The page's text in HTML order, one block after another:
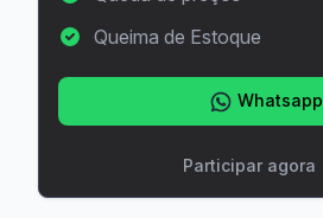
Queima de Estoque
Whatsapp
Participar agora